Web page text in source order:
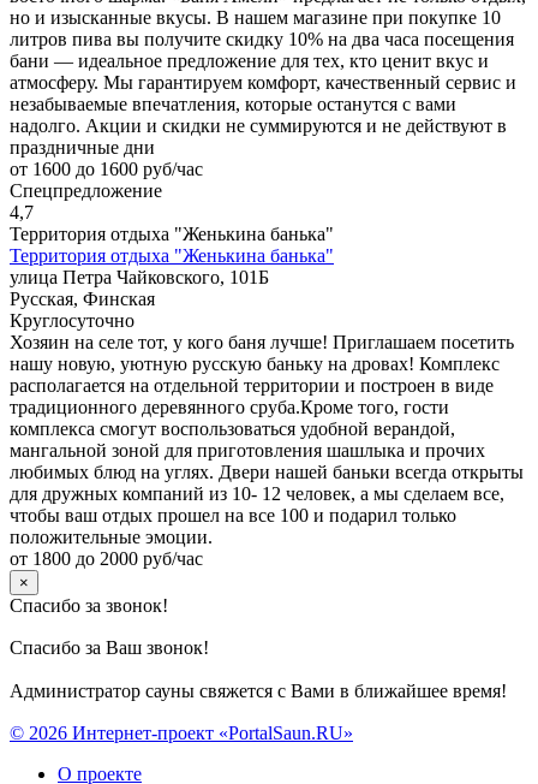
но и изысканные вкусы. В нашем магазине при покупке 10
литров пива вы получите скидку 10% на два часа посещения
бани — идеальное предложение для тех, кто ценит вкус и
атмосферу. Мы гарантируем комфорт, качественный сервис и
незабываемые впечатления, которые останутся с вами
надолго. Акции и скидки не суммируются и не действуют в
праздничные дни
от 1600 до 1600 руб/час
Спецпредложение
4,7
Территория отдыха "Женькина банька"
Территория отдыха "Женькина банька"
улица Петра Чайковского, 101Б
Русская, Финская
Круглосуточно
Хозяин на селе тот, у кого баня лучше! Приглашаем посетить
нашу новую, уютную русскую баньку на дровах! Комплекс
располагается на отдельной территории и построен в виде
традиционного деревянного сруба.Кроме того, гости
комплекса смогут воспользоваться удобной верандой,
мангальной зоной для приготовления шашлыка и прочих
любимых блюд на углях. Двери нашей баньки всегда открыты
для дружных компаний из 10- 12 человек, а мы сделаем все,
чтобы ваш отдых прошел на все 100 и подарил только
положительные эмоции.
от 1800 до 2000 руб/час
×
Спасибо за звонок!
Спасибо за Ваш звонок!
Администратор сауны свяжется с Вами в ближайшее время!
© 2026 Интернет-проект «PortalSaun.RU»
О проекте